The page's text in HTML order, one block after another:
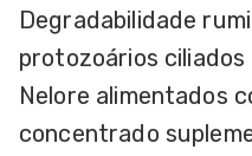
Degradabilidade
protozoários ciliados
Nelore alimentados
concentrado